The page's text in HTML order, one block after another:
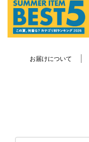
お届けについて